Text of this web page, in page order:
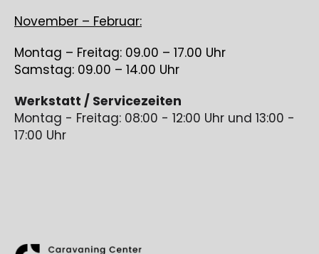
November – Februar:
Montag – Freitag: 09.00 – 17.00 Uhr
Samstag: 09.00 – 14.00 Uhr
Werkstatt / Servicezeiten
Montag - Freitag: 08:00 - 12:00 Uhr und 13:00 -
17:00 Uhr